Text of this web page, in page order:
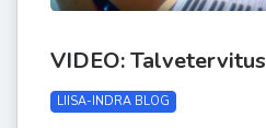
VIDEO:
LIISA-INDRA BLOG